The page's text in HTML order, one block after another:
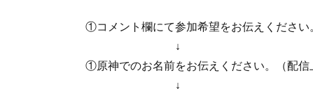
①コメント欄にて参加希望をお伝えください
↓
①原神でのお名前をお伝えください。（配信
↓